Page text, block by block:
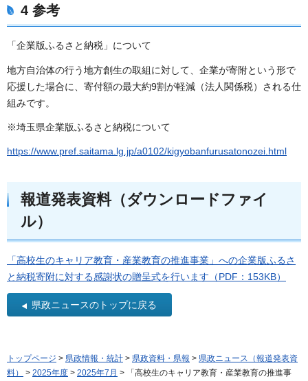
4 参考
「企業版ふるさと納税」について
地方自治体の行う地方創生の取組に対して、企業が寄附という形で
応援した場合に、寄付額の最大約9割が軽減（法人関係税）される仕
組みです。
※埼玉県企業版ふるさと納税について
https://www.pref.saitama.lg.jp/a0102/kigyobanfurusatonozei.html
報道発表資料（ダウンロードファイ
ル）
「高校生のキャリア教育・産業教育の推進事業」への企業版ふるさ
と納税寄附に対する感謝状の贈呈式を行います（PDF：153KB）
県政ニュースのトップに戻る
トップページ > 県政情報・統計 > 県政資料・県報 > 県政ニュース（報道発表資
料）
> 2025年度 > 2025年7月 > 「高校生のキャリア教育・産業教育の推進事